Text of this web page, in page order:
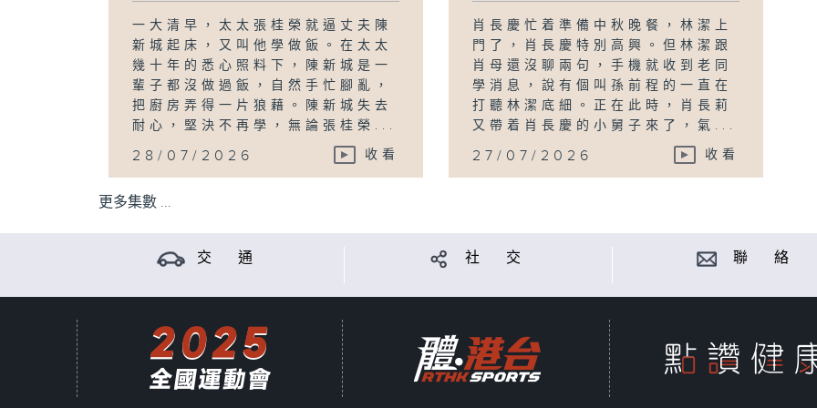
一大清早，太太張桂榮就逼丈夫陳
新城起床，又叫他學做飯。在太太
幾十年的悉心照料下，陳新城是一
輩子都沒做過飯，自然手忙腳亂，
把廚房弄得一片狼藉。陳新城失去
耐心，堅決不再學，無論張桂榮...
28/07/2026 收看
肖長慶忙着準備中秋晚餐，林潔上
門了，肖長慶特別高興。但林潔跟
肖母還沒聊兩句，手機就收到老同
學消息，說有個叫孫前程的一直在
打聽林潔底細。正在此時，肖長莉
又帶着肖長慶的小舅子來了，氣...
27/07/2026 收看
更多集數 ...
交 通 社 交 聯 絡